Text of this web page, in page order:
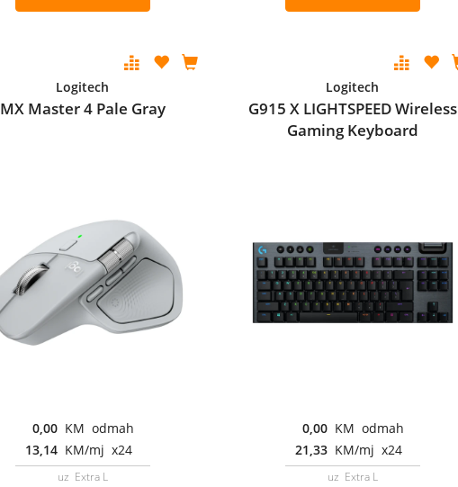
Logitech
MX Master 4 Pale Gray
0,00 KM odmah
13,14 KM/mj x24
uz Extra L
Logitech
G915 X LIGHTSPEED Wireless
Gaming Keyboard
0,00 KM odmah
21,33 KM/mj x24
uz Extra L